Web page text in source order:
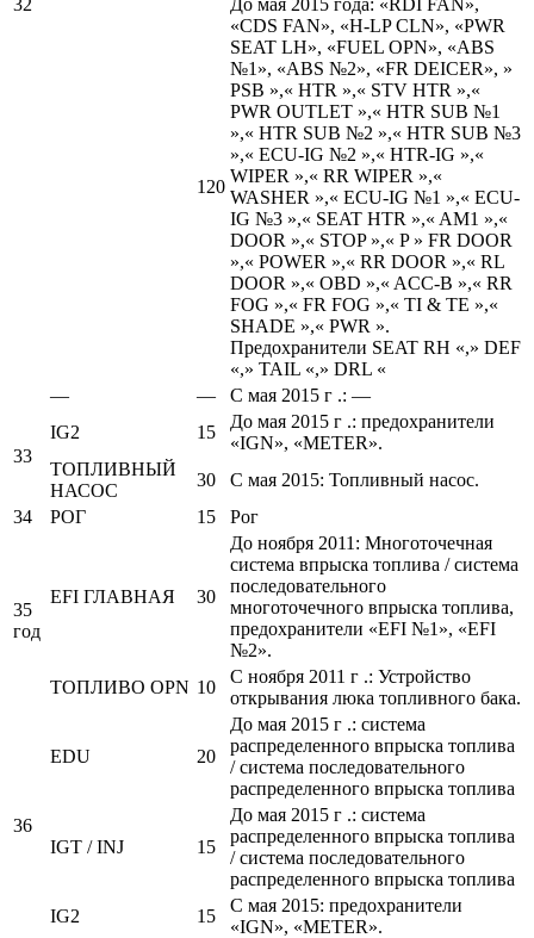
120
«CDS FAN», «H-LP CLN», «PWR
SEAT LH», «FUEL OPN», «ABS
№1», «ABS №2», «FR DEICER», »
PSB »,« HTR »,« STV HTR »,«
PWR OUTLET »,« HTR SUB №1
»,« HTR SUB №2 »,« HTR SUB №3
»,« ECU-IG №2 »,« HTR-IG »,«
WIPER »,« RR WIPER »,«
WASHER »,« ECU-IG №1 »,« ECU-
IG №3 »,« SEAT HTR »,« AM1 »,«
DOOR »,« STOP »,« P » FR DOOR
»,« POWER »,« RR DOOR »,« RL
DOOR »,« OBD »,« ACC-B »,« RR
FOG »,« FR FOG »,« TI & TE »,«
SHADE »,« PWR ».
Предохранители SEAT RH «,» DEF
«,» TAIL «,» DRL «
—
— С мая 2015 г .: —
33
IG2 15
До мая 2015 г .: предохранители
«IGN», «METER».
ТОПЛИВНЫЙ
НАСОС
30
С мая 2015: Топливный насос.
34
РОГ 15 Рог
35
год
EFI ГЛАВНАЯ 30
До ноября 2011: Многоточечная
система впрыска топлива / система
последовательного
многоточечного впрыска топлива,
предохранители «EFI №1», «EFI
№2».
ТОПЛИВО OPN 10
С ноября 2011 г .: Устройство
открывания люка топливного бака.
36
EDU 20
До мая 2015 г .: система
распределенного впрыска топлива
/ система последовательного
распределенного впрыска топлива
IGT / INJ 15
До мая 2015 г .: система
распределенного впрыска топлива
/ система последовательного
распределенного впрыска топлива
IG2
15
С мая 2015: предохранители
«IGN», «METER».